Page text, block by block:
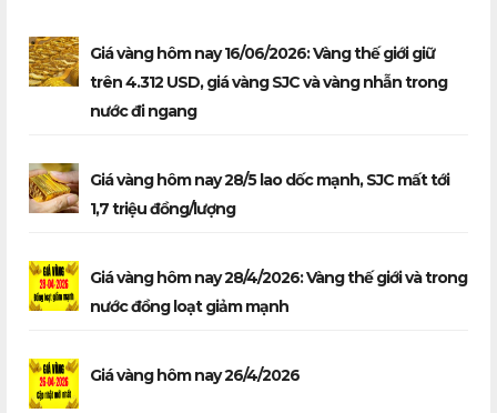
Giá vàng hôm nay 16/06/2026: Vàng thế giới giữ
trên 4.312 USD, giá vàng SJC và vàng nhẫn trong
nước đi ngang
Giá vàng hôm nay 28/5 lao dốc mạnh, SJC mất tới
1,7 triệu đồng/lượng
Giá vàng hôm nay 28/4/2026: Vàng thế giới và trong
nước đồng loạt giảm mạnh
Giá vàng hôm nay 26/4/2026